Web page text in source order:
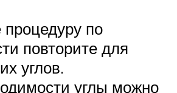
по
повторите для
углов.
углы можно